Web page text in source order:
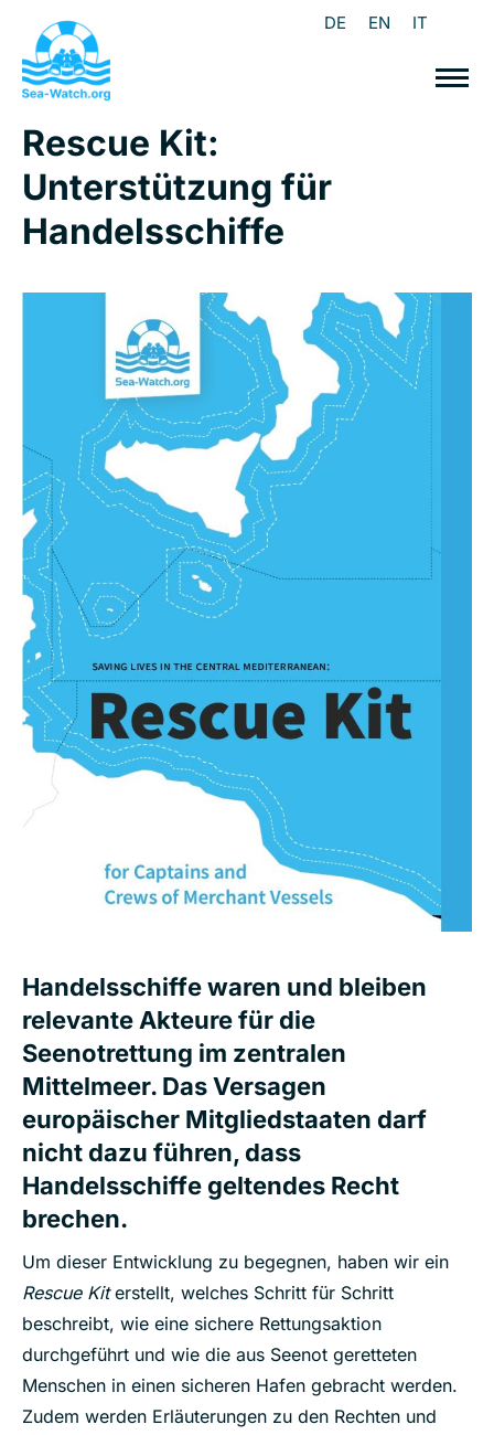
DE EN IT
Rescue Kit:
Unterstützung für
Handelsschiffe
Handelsschiffe waren und bleiben
relevante Akteure für die
Seenotrettung im zentralen
Mittelmeer. Das Versagen
europäischer Mitgliedstaaten darf
nicht dazu führen, dass
Handelsschiffe geltendes Recht
brechen.
Um dieser Entwicklung zu begegnen, haben wir ein
Rescue Kiterstellt, welches Schritt für Schritt
beschreibt, wie eine sichere Rettungsaktion
durchgeführt und wie die aus Seenot geretteten
Menschen in einen sicheren Hafen gebracht werden.
Zudem werden Erläuterungen zu den Rechten und